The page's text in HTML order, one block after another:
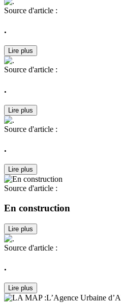
Source d'article :
.
Lire plus
Source d'article :
.
Lire plus
Source d'article :
.
Lire plus
Source d'article :
En construction
Lire plus
Source d'article :
.
Lire plus